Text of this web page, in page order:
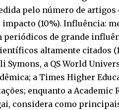
pelo número de
(10%). Influência:
de grande
altamente citados
a QS World
a Times Higher
enquanto a Academic
considera como